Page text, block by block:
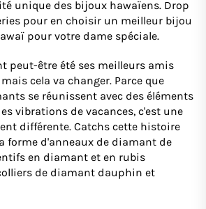
unique des bijoux hawaïens. Drop
pour en choisir un meilleur bijou
pour votre dame spéciale.
peut-être été ses meilleurs amis
cela va changer. Parce que
se réunissent avec des éléments
vibrations de vacances, c'est une
différente. Catchs cette histoire
forme d'anneaux de diamant de
en diamant et en rubis
de diamant dauphin et